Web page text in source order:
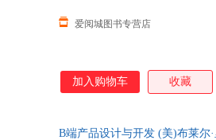
爱阅城图书专营店
加入购物车 收藏
B端产品设计与开发 (美)布莱尔